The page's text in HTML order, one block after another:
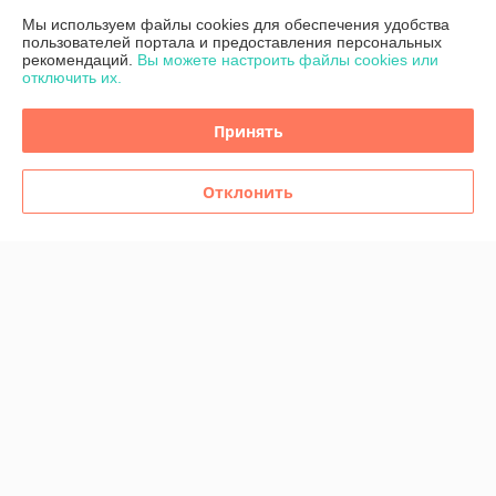
Полная версия сайта
Сайт создан на платформе Deal.by
Мы используем файлы cookies для обеспечения удобства
пользователей портала и предоставления персональных
рекомендаций. Вы можете настроить файлы cookies или
отключить их.
Принять
Отклонить